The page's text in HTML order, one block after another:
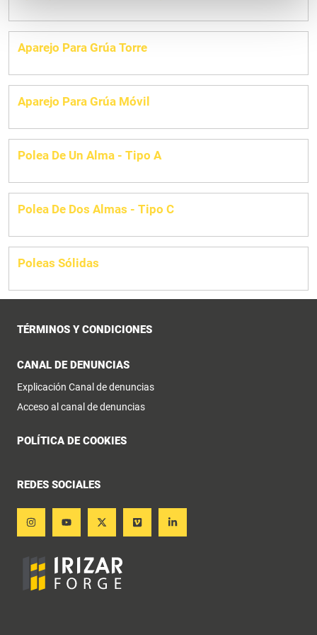
Aparejo Para Grúa Torre
Aparejo Para Grúa Móvil
Polea De Un Alma - Tipo A
Polea De Dos Almas - Tipo C
Poleas Sólidas
TÉRMINOS Y CONDICIONES
CANAL DE DENUNCIAS
Explicación Canal de denuncias
Acceso al canal de denuncias
POLÍTICA DE COOKIES
REDES SOCIALES